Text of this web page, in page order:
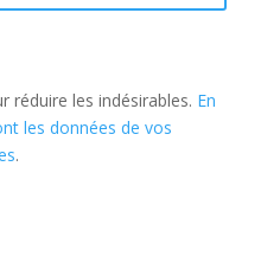
réduire les indésirables. En
les données de vos
.